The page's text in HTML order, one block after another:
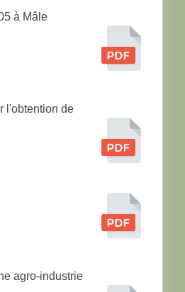
à Mâle
l'obtention de
agro-industrie